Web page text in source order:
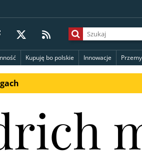
Kupuję bo polskie Innowacje